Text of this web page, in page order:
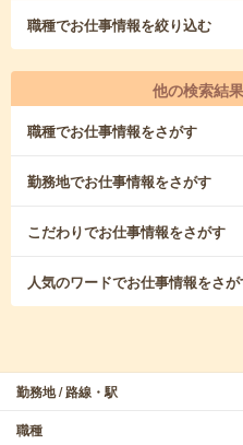
職種でお仕事情報を絞り込む
他の検索結
職種でお仕事情報をさがす
勤務地でお仕事情報をさがす
こだわりでお仕事情報をさがす
人気のワードでお仕事情報をさ
勤務地 / 路線・駅
職種